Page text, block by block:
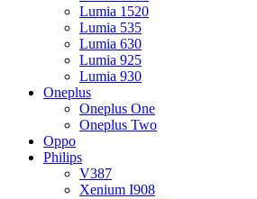
Lumia 1520
Lumia 535
Lumia 630
Lumia 925
Lumia 930
Oneplus
Oneplus One
Oneplus Two
Oppo
Philips
V387
Xenium I908